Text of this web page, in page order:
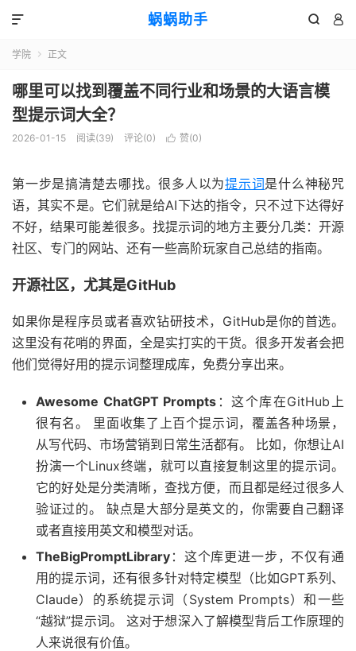
蜗蜗助手  

学院  正文
哪里可以找到覆盖不同行业和场景的大语言模
型提示词大全？
2026-01-15 阅读(39) 评论(0)  赞(0)
第一步是搞清楚去哪找。很多人以为提示词是什么神秘咒
语，其实不是。它们就是给AI下达的指令，只不过下达得好
不好，结果可能差很多。找提示词的地方主要分几类：开源
社区、专门的网站、还有一些高阶玩家自己总结的指南。
开源社区，尤其是GitHub
如果你是程序员或者喜欢钻研技术，GitHub是你的首选。
这里没有花哨的界面，全是实打实的干货。很多开发者会把
他们觉得好用的提示词整理成库，免费分享出来。
Awesome ChatGPT Prompts ：这个库在GitHub上
很有名。 里面收集了上百个提示词，覆盖各种场景，
从写代码、市场营销到日常生活都有。 比如，你想让AI
扮演一个Linux终端，就可以直接复制这里的提示词。
它的好处是分类清晰，查找方便，而且都是经过很多人
验证过的。 缺点是大部分是英文的，你需要自己翻译
或者直接用英文和模型对话。
TheBigPromptLibrary ：这个库更进一步，不仅有通
用的提示词，还有很多针对特定模型（比如GPT系列、
Claude）的系统提示词（System Prompts）和一些
“越狱”提示词。 这对于想深入了解模型背后工作原理的
人来说很有价值。